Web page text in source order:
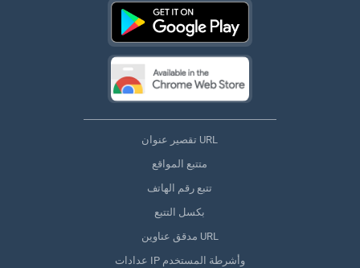
تقصير عنوان URL
متتبع المواقع
تتبع رقم الهاتف
بكسل التتبع
مدقق عناوين URL
عدادات IP وأشرطة المستخدم